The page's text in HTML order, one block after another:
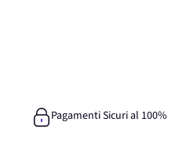
Pagamenti Sicuri al 100%